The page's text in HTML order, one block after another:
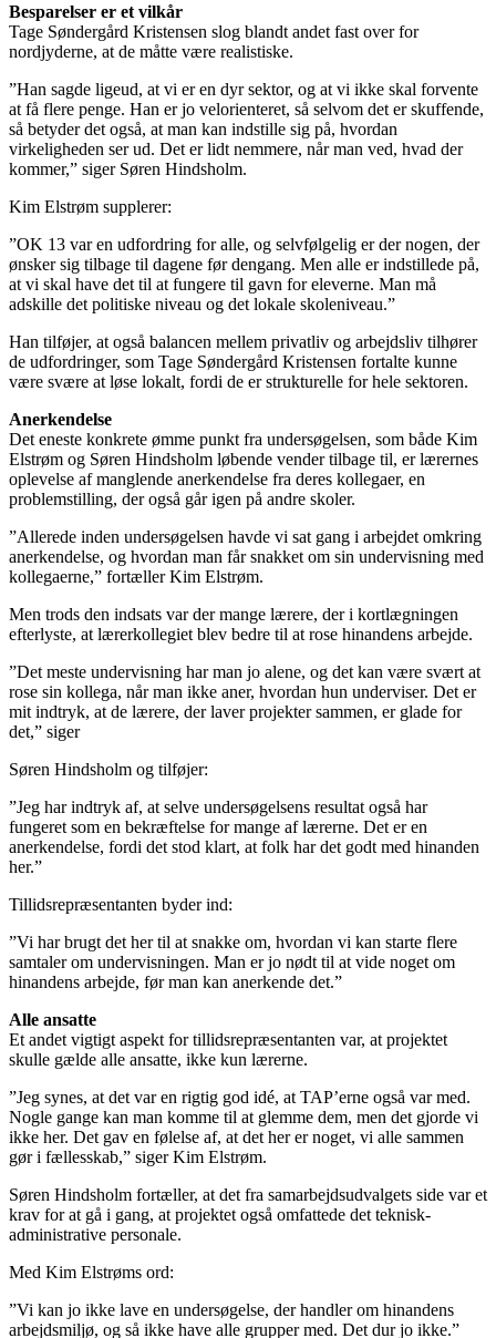
Besparelser er et vilkår
Tage Søndergård Kristensen slog blandt andet fast over for
nordjyderne, at de måtte være realistiske.
”Han sagde ligeud, at vi er en dyr sektor, og at vi ikke skal forvente
at få flere penge. Han er jo velorienteret, så selvom det er skuffende,
så betyder det også, at man kan indstille sig på, hvordan
virkeligheden ser ud. Det er lidt nemmere, når man ved, hvad der
kommer,” siger Søren Hindsholm.
Kim Elstrøm supplerer:
”OK 13 var en udfordring for alle, og selvfølgelig er der nogen, der
ønsker sig tilbage til dagene før dengang. Men alle er indstillede på,
at vi skal have det til at fungere til gavn for eleverne. Man må
adskille det politiske niveau og det lokale skoleniveau.”
Han tilføjer, at også balancen mellem privatliv og arbejdsliv tilhører
de udfordringer, som Tage Søndergård Kristensen fortalte kunne
være svære at løse lokalt, fordi de er strukturelle for hele sektoren.
Anerkendelse
Det eneste konkrete ømme punkt fra undersøgelsen, som både Kim
Elstrøm og Søren Hindsholm løbende vender tilbage til, er lærernes
oplevelse af manglende anerkendelse fra deres kollegaer, en
problemstilling, der også går igen på andre skoler.
”Allerede inden undersøgelsen havde vi sat gang i arbejdet omkring
anerkendelse, og hvordan man får snakket om sin undervisning med
kollegaerne,” fortæller Kim Elstrøm.
Men trods den indsats var der mange lærere, der i kortlægningen
efterlyste, at lærerkollegiet blev bedre til at rose hinandens arbejde.
”Det meste undervisning har man jo alene, og det kan være svært at
rose sin kollega, når man ikke aner, hvordan hun underviser. Det er
mit indtryk, at de lærere, der laver projekter sammen, er glade for
det,” siger
Søren Hindsholm og tilføjer:
”Jeg har indtryk af, at selve undersøgelsens resultat også har
fungeret som en bekræftelse for mange af lærerne. Det er en
anerkendelse, fordi det stod klart, at folk har det godt med hinanden
her.”
Tillidsrepræsentanten byder ind:
”Vi har brugt det her til at snakke om, hvordan vi kan starte flere
samtaler om undervisningen. Man er jo nødt til at vide noget om
hinandens arbejde, før man kan anerkende det.”
Alle ansatte
Et andet vigtigt aspekt for tillidsrepræsentanten var, at projektet
skulle gælde alle ansatte, ikke kun lærerne.
”Jeg synes, at det var en rigtig god idé, at TAP’erne også var med.
Nogle gange kan man komme til at glemme dem, men det gjorde vi
ikke her. Det gav en følelse af, at det her er noget, vi alle sammen
gør i fællesskab,” siger Kim Elstrøm.
Søren Hindsholm fortæller, at det fra samarbejdsudvalgets side var et
krav for at gå i gang, at projektet også omfattede det teknisk-
administrative personale.
Med Kim Elstrøms ord:
”Vi kan jo ikke lave en undersøgelse, der handler om hinandens
arbejdsmiljø, og så ikke have alle grupper med. Det dur jo ikke.”